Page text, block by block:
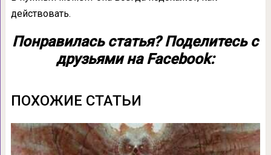
действовать.
Понравилась статья? Поделитесь с
друзьями на Facebook:
ПОХОЖИЕ СТАТЬИ